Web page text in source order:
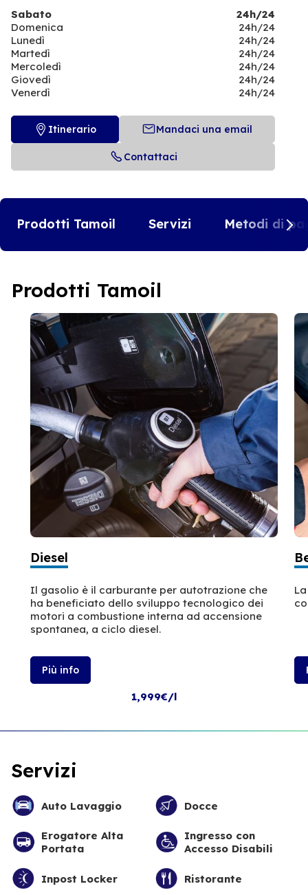
Sabato
24h/24
Domenica
24h/24
Lunedì
24h/24
Martedì
24h/24
Mercoledì
24h/24
Giovedì
24h/24
Venerdì
24h/24
Itinerario Mandaci una email
Contattaci
Prodotti Tamoil Servizi Metodi di
Prodotti Tamoil
Diesel
Il gasolio è il carburante per autotrazione che
ha beneficiato dello sviluppo tecnologico dei
motori a combustione interna ad accensione
spontanea, a ciclo diesel.
Più info
1,999€/l
Servizi
Auto Lavaggio Docce
Erogatore Alta
Portata
Ingresso con
Accesso Disabili
Inpost Locker Ristorante